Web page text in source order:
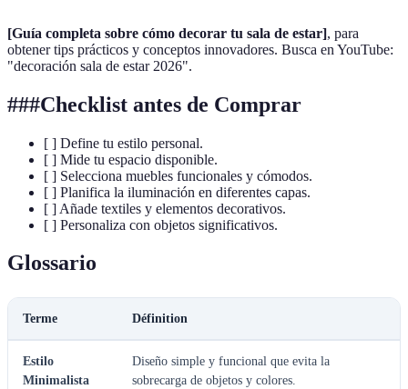
[Guía completa sobre cómo decorar tu sala de estar], para
obtener tips prácticos y conceptos innovadores. Busca en YouTube:
"decoración sala de estar 2026".
###Checklist antes de Comprar
[ ] Define tu estilo personal.
[ ] Mide tu espacio disponible.
[ ] Selecciona muebles funcionales y cómodos.
[ ] Planifica la iluminación en diferentes capas.
[ ] Añade textiles y elementos decorativos.
[ ] Personaliza con objetos significativos.
Glossario
Terme Définition
Estilo
Minimalista
Diseño simple y funcional que evita la
sobrecarga de objetos y colores.